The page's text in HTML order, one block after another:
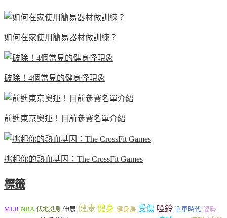
如何在家使用簡易器材做訓練？
破除！4個常見的健身怪現象
前進東京奧運！目前參賽名單介紹
挑起你的熱血基因：The CrossFit Games
標籤
MLB NBA 伏地挺身 伸展 健康 健身 健身房 受傷 啞鈴 單車時代 姿勢